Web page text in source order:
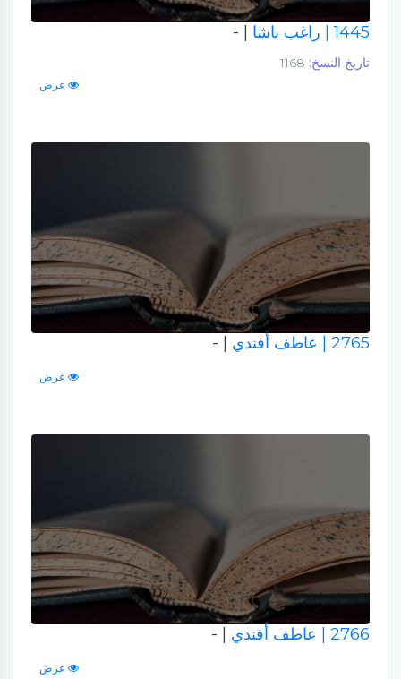
1445 | راغب باشا | -
تاريخ النسخ:
عرض
2765 | عاطف أفندي | -
عرض
2766 | عاطف أفندي | -
عرض